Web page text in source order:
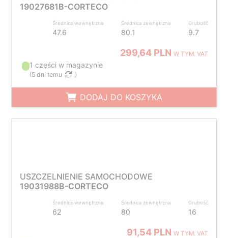
19027681B-CORTECO
Średnica wewnętrzna
47.6
Średnica zewnętrzna
80.1
Grubość
9.7
299,64 PLNW TYM. VAT
1 części w magazynie
(5 dni temu )
DODAJ DO KOSZYKA
USZCZELNIENIE SAMOCHODOWE
19031988B-CORTECO
Średnica wewnętrzna
62
Średnica zewnętrzna
80
Grubość
16
91,54 PLNW TYM. VAT